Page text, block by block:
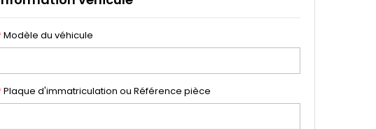
Modèle du véhicule
Plaque d'immatriculation ou Référence pièce